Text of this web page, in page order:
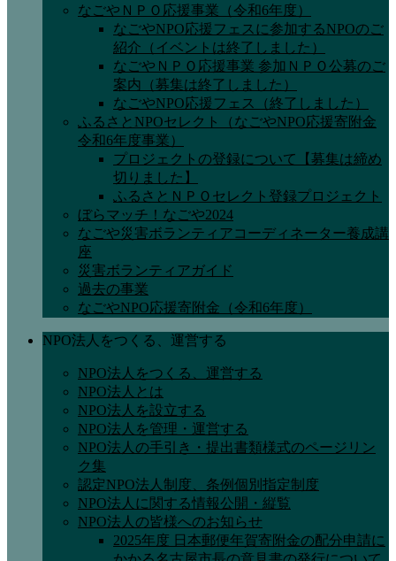
なごやＮＰＯ応援事業（令和6年度）
なごやNPO応援フェスに参加するNPOのご
紹介（イベントは終了しました）
なごやＮＰＯ応援事業 参加ＮＰＯ公募のご
案内（募集は終了しました）
なごやNPO応援フェス（終了しました）
ふるさとNPOセレクト（なごやNPO応援寄附金
令和6年度事業）
プロジェクトの登録について【募集は締め
切りました】
ふるさとＮＰＯセレクト登録プロジェクト
ぼらマッチ！なごや2024
なごや災害ボランティアコーディネーター養成講
座
災害ボランティアガイド
過去の事業
なごやNPO応援寄附金（令和6年度）
NPO法人をつくる、運営する
NPO法人をつくる、運営する
NPO法人とは
NPO法人を設立する
NPO法人を管理・運営する
NPO法人の手引き・提出書類様式のページリン
ク集
認定NPO法人制度、条例個別指定制度
NPO法人に関する情報公開・縦覧
NPO法人の皆様へのお知らせ
2025年度 日本郵便年賀寄附金の配分申請に